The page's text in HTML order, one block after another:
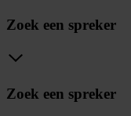
Zoek een spreker
Zoek een spreker